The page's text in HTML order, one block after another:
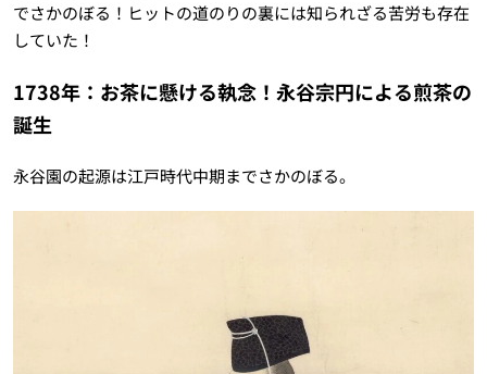
でさかのぼる！ヒットの道のりの裏には知られざる苦労も存在
していた！
1738年：お茶に懸ける執念！永谷宗円による煎茶の
誕生
永谷園の起源は江戸時代中期までさかのぼる。